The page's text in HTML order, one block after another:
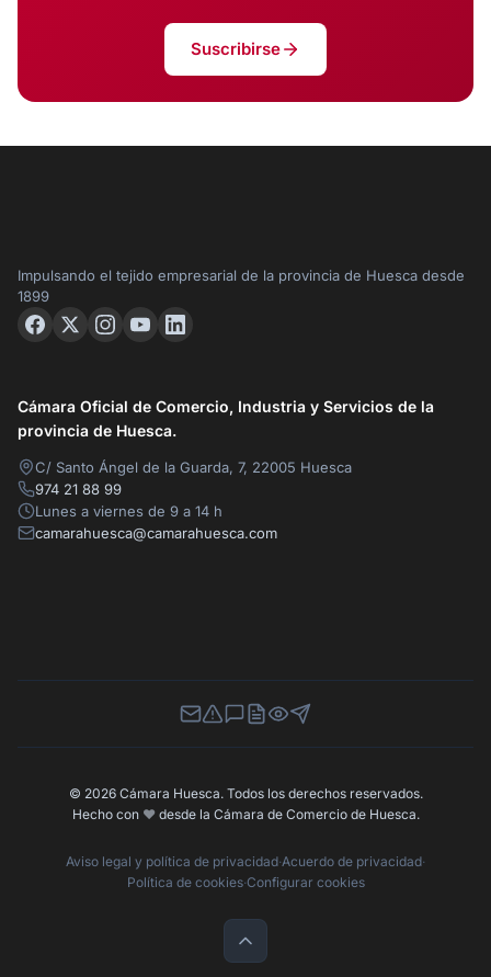
Suscribirse
Impulsando el tejido empresarial de la provincia de Huesca desde
1899
Cámara Oficial de Comercio, Industria y Servicios de la
provincia de Huesca.
C/ Santo Ángel de la Guarda, 7, 22005 Huesca
974 21 88 99
Lunes a viernes de 9 a 14 h
camarahuesca@camarahuesca.com
Newsletter
Canal de Denuncias
Buzón de Sugerencias
Perfil Contratante
Ley de Transparencia
Contacta con nosotros
© 2026 Cámara Huesca. Todos los derechos reservados.
Hecho con ❤️ desde la Cámara de Comercio de Huesca.
Aviso legal y política de privacidad·Acuerdo de privacidad·
Política de cookies·Configurar cookies